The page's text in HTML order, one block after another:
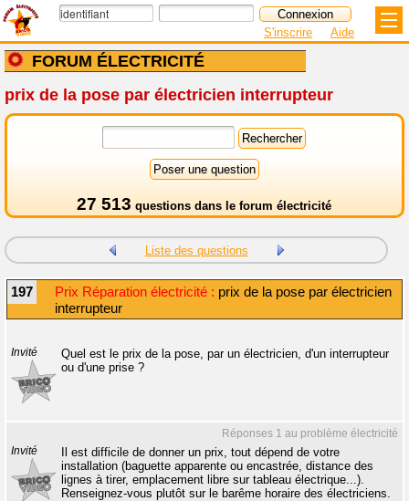
FORUM ÉLECTRICITÉ
S'inscrire Aide
prix de la pose par électricien interrupteur
27 513 questions dans le forum électricité
Liste des questions
197 Prix Réparation électricité : prix de la pose par électricien
interrupteur
Invité
Quel est le prix de la pose, par un électricien, d'un interrupteur
ou d'une prise ?
Réponses 1 au problème électricité
Invité
Il est difficile de donner un prix, tout dépend de votre
installation (baguette apparente ou encastrée, distance des
lignes à tirer, emplacement libre sur tableau électrique...).
Renseignez-vous plutôt sur le barême horaire des électriciens.